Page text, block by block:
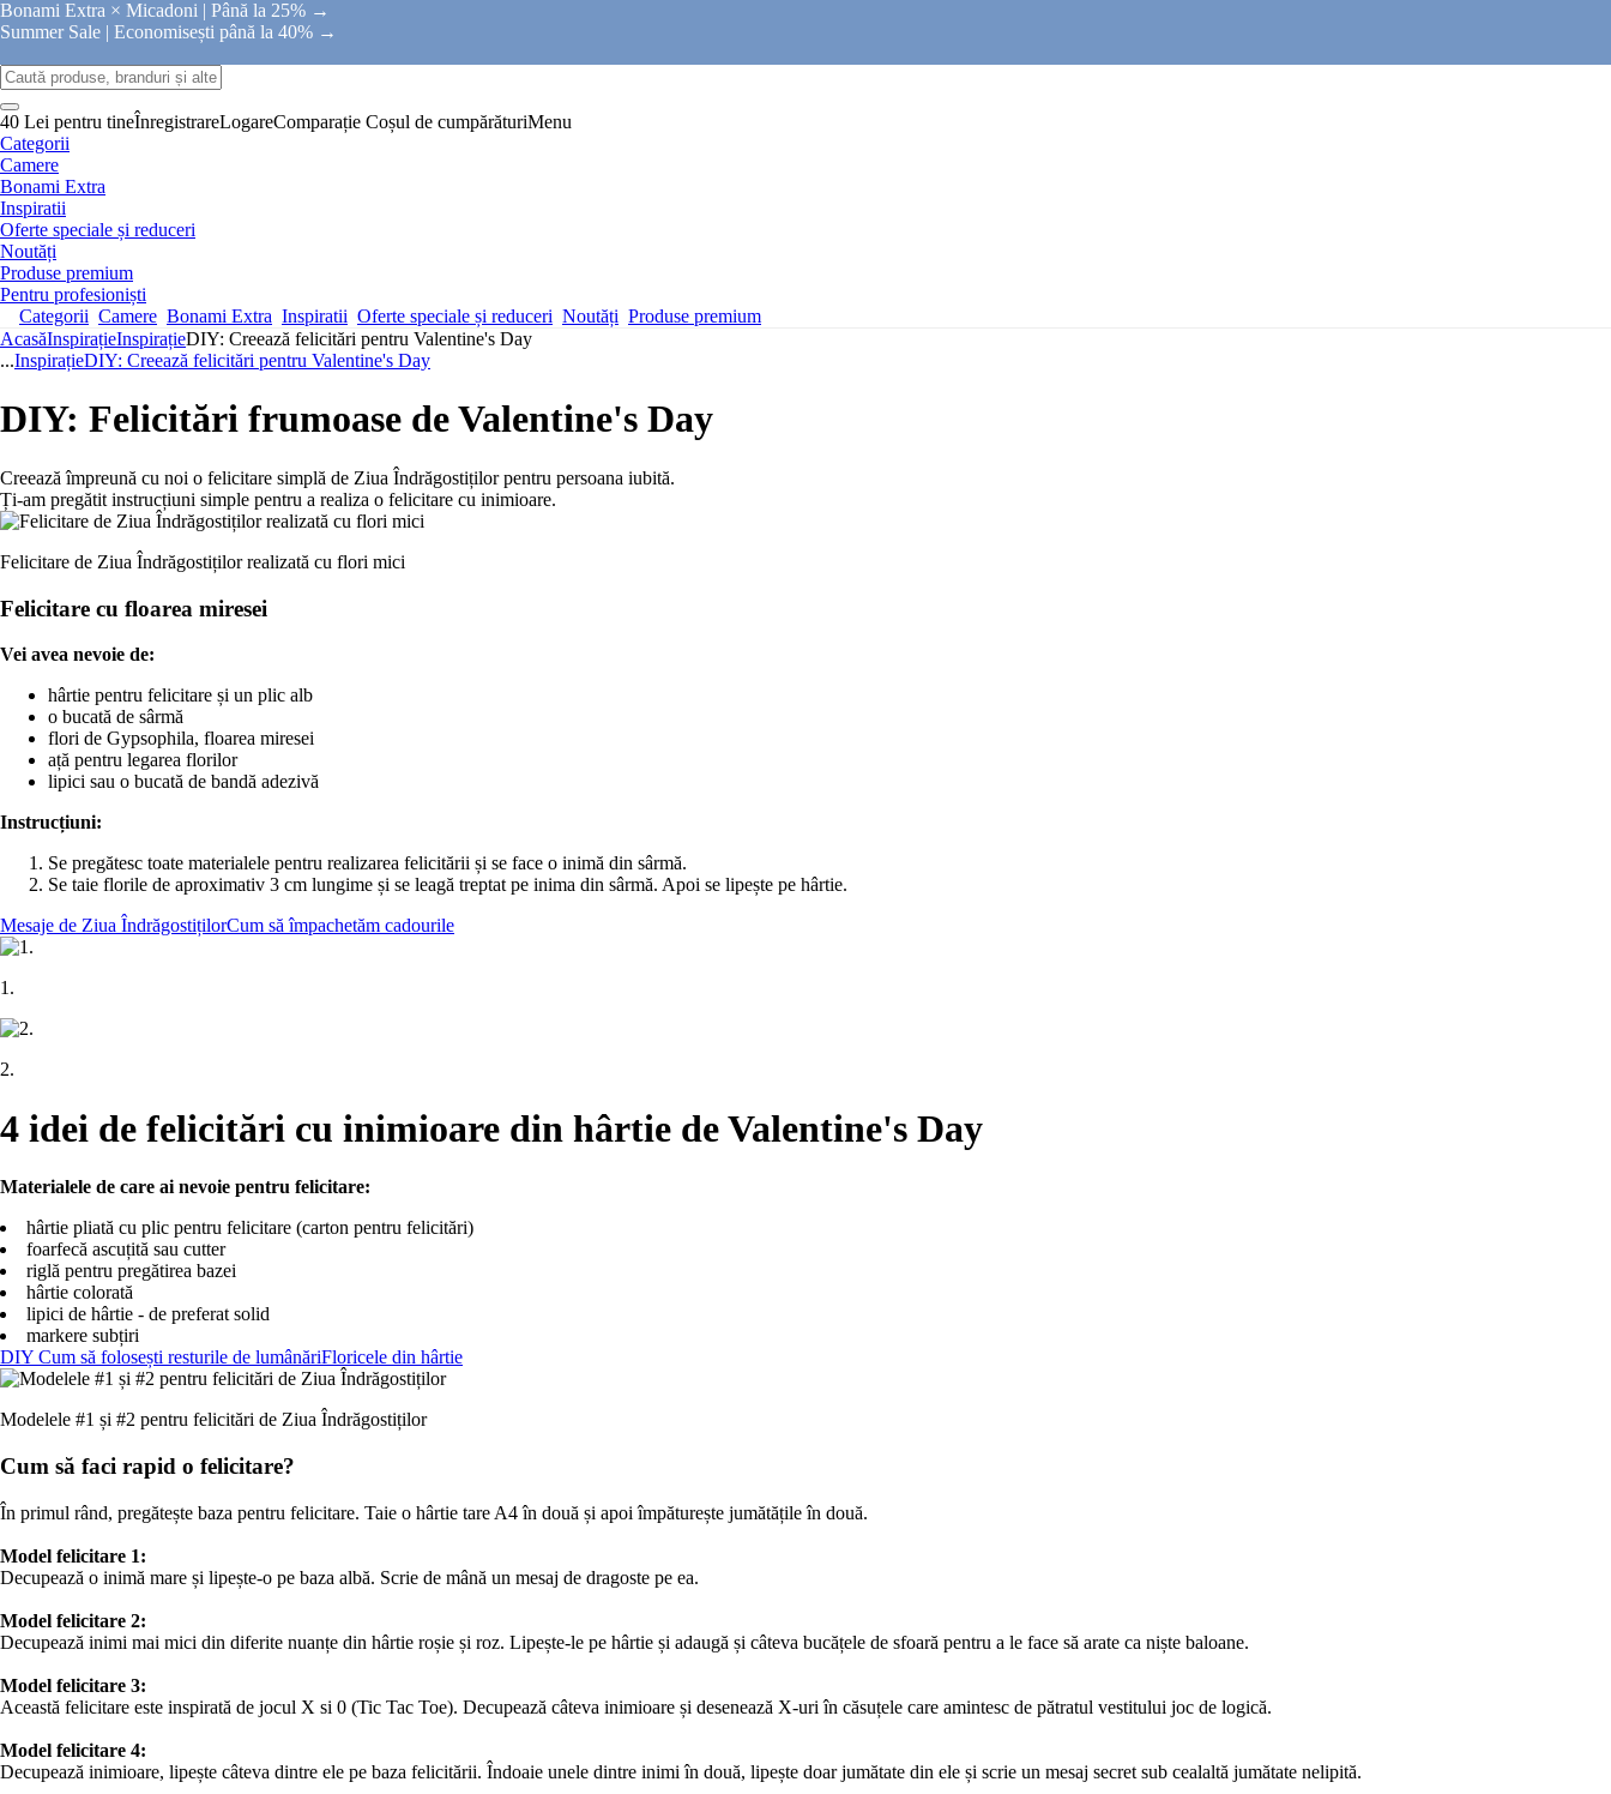
Bonami Extra × Micadoni | Până la 25% →
Summer Sale | Economisești până la 40% →
40 Lei pentru tineÎnregistrareLogareComparație Coșul de cumpărăturiMenu
Categorii
Camere
Bonami Extra
Inspiratii
Oferte speciale și reduceri
Noutăți
Produse premium
Pentru profesioniști
Categorii Camere Bonami Extra Inspiratii Oferte speciale și reduceri Noutăți Produse premium
AcasăInspirațieInspirațieDIY: Creează felicitări pentru Valentine's Day
...InspirațieDIY: Creează felicitări pentru Valentine's Day
DIY: Felicitări frumoase de Valentine's Day
Creează împreună cu noi o felicitare simplă de Ziua Îndrăgostiților pentru persoana iubită.
Ți-am pregătit instrucțiuni simple pentru a realiza o felicitare cu inimioare.
Felicitare de Ziua Îndrăgostiților realizată cu flori mici
Felicitare cu floarea miresei
Vei avea nevoie de:
hârtie pentru felicitare și un plic alb
o bucată de sârmă
flori de Gypsophila, floarea miresei
ață pentru legarea florilor
lipici sau o bucată de bandă adezivă
Instrucțiuni:
Se pregătesc toate materialele pentru realizarea felicitării și se face o inimă din sârmă.
Se taie florile de aproximativ 3 cm lungime și se leagă treptat pe inima din sârmă. Apoi se lipește pe hârtie.
Mesaje de Ziua ÎndrăgostițilorCum să împachetăm cadourile
1.
2.
4 idei de felicitări cu inimioare din hârtie de Valentine's Day
Materialele de care ai nevoie pentru felicitare:
hârtie pliată cu plic pentru felicitare (carton pentru felicitări)
foarfecă ascuțită sau cutter
riglă pentru pregătirea bazei
hârtie colorată
lipici de hârtie - de preferat solid
markere subțiri
DIY Cum să folosești resturile de lumânăriFloricele din hârtie
Modelele #1 și #2 pentru felicitări de Ziua Îndrăgostiților
Cum să faci rapid o felicitare?
În primul rând, pregătește baza pentru felicitare. Taie o hârtie tare A4 în două și apoi împăturește jumătățile în două.
Model felicitare 1:
Decupează o inimă mare și lipește-o pe baza albă. Scrie de mână un mesaj de dragoste pe ea.
Model felicitare 2:
Decupează inimi mai mici din diferite nuanțe din hârtie roșie și roz. Lipește-le pe hârtie și adaugă și câteva bucățele de sfoară pentru a le face să arate ca niște baloane.
Model felicitare 3:
Această felicitare este inspirată de jocul X si 0 (Tic Tac Toe). Decupează câteva inimioare și desenează X-uri în căsuțele care amintesc de pătratul vestitului joc de logică.
Model felicitare 4:
Decupează inimioare, lipește câteva dintre ele pe baza felicitării. Îndoaie unele dintre inimi în două, lipește doar jumătate din ele și scrie un mesaj secret sub cealaltă jumătate nelipită.